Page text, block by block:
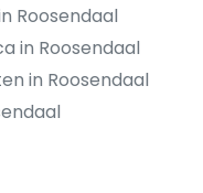
Roosendaal
in Roosendaal
in Roosendaal